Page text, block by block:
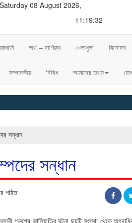
Saturday 08 August 2026,
11:19:32
অর্থ – বাণিজ্য খেলাধুলা বিনোদন
সম্পাদকীয় বিবিধ আমাদের তথ্য
সন্ধান
সন্ধান
পঠিত
গ্রুপের জালিয়াতির ঘটনা ছয়টি সংস্থা থেকে